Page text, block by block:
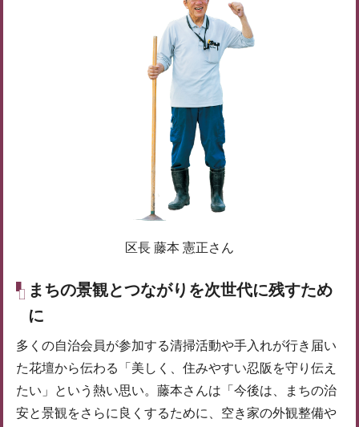
区長 藤本 憲正さん
まちの景観とつながりを次世代に残すため
に
多くの自治会員が参加する清掃活動や手入れが行き届い
た花壇から伝わる「美しく、住みやすい忍阪を守り伝え
たい」という熱い思い。藤本さんは「今後は、まちの治
安と景観をさらに良くするために、空き家の外観整備や